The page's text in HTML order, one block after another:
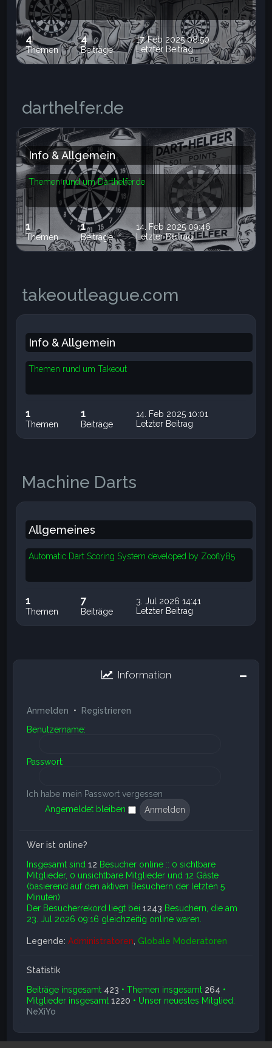
4
Themen
4
Beiträge
17. Feb 2025 08:50
Letzter Beitrag
darthelfer.de
Info & Allgemein
Themen rund um Darthelfer.de
1
Themen
1
Beiträge
14. Feb 2025 09:46
Letzter Beitrag
takeoutleague.com
Info & Allgemein
Themen rund um Takeout
1
Themen
1
Beiträge
14. Feb 2025 10:01
Letzter Beitrag
Machine Darts
Allgemeines
Automatic Dart Scoring System developed by Zoofly85
1
Themen
7
Beiträge
3. Jul 2026 14:41
Letzter Beitrag
Information
Anmelden •
Registrieren
Benutzername:
Passwort:
Ich habe mein Passwort vergessen
Angemeldet bleiben
Wer ist online?
Insgesamt sind12 Besucher online :: 0 sichtbare
Mitglieder, 0 unsichtbare Mitglieder und 12 Gäste
(basierend auf den aktiven Besuchern der letzten 5
Minuten)
Der Besucherrekord liegt bei1243 Besuchern, die am
23. Jul 2026 09:16 gleichzeitig online waren.
Legende:Administratoren ,Globale Moderatoren
Statistik
Beiträge insgesamt 423 • Themen insgesamt 264 •
Mitglieder insgesamt1220 • Unser neuestes Mitglied:
NeXiYo